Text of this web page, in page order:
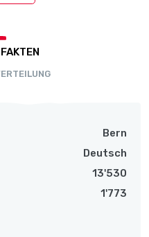
Bern
Deutsch
13'530
1'773